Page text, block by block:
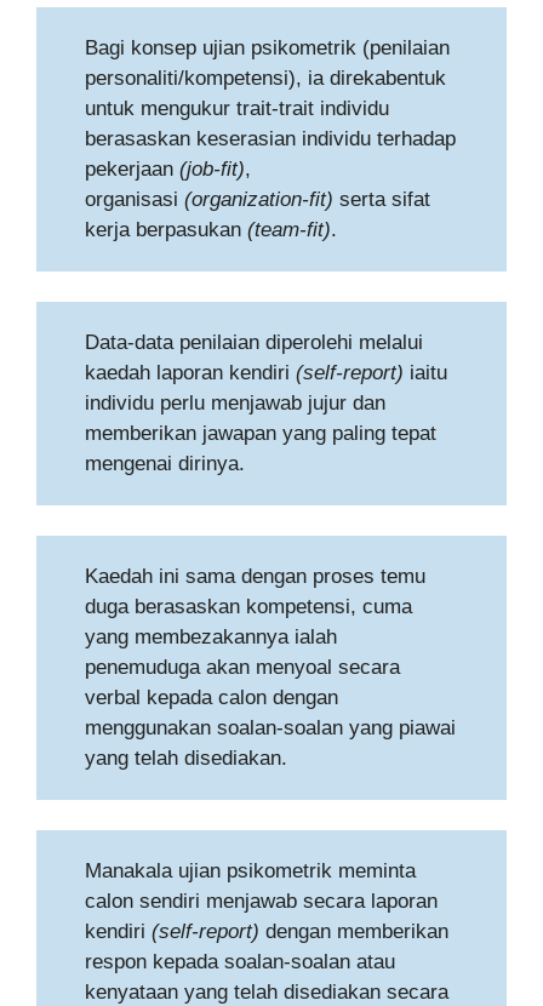
Bagi konsep ujian psikometrik (penilaian
personaliti/kompetensi), ia direkabentuk
untuk mengukur trait-trait individu
berasaskan keserasian individu terhadap
pekerjaan(job-fit),
organisasi(organization-fit) serta sifat
kerja berpasukan(team-fit).
Data-data penilaian diperolehi melalui
kaedah laporan kendiri(self-report) iaitu
individu perlu menjawab jujur dan
memberikan jawapan yang paling tepat
mengenai dirinya.
Kaedah ini sama dengan proses temu
duga berasaskan kompetensi, cuma
yang membezakannya ialah
penemuduga akan menyoal secara
verbal kepada calon dengan
menggunakan soalan-soalan yang piawai
yang telah disediakan.
Manakala ujian psikometrik meminta
calon sendiri menjawab secara laporan
kendiri(self-report) dengan memberikan
respon kepada soalan-soalan atau
kenyataan yang telah disediakan secara